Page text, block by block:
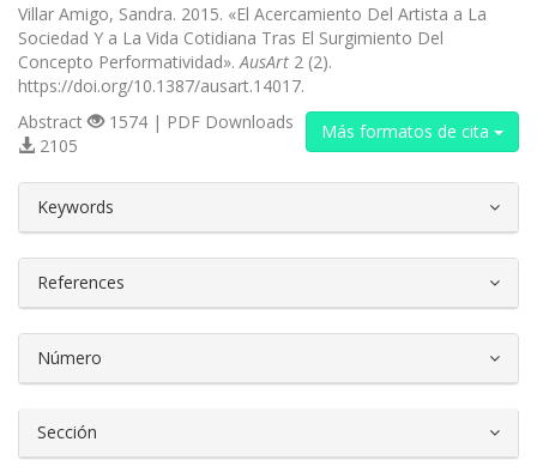
Villar Amigo, Sandra. 2015. «El Acercamiento Del Artista a La
Sociedad Y a La Vida Cotidiana Tras El Surgimiento Del
Concepto Performatividad». AusArt 2 (2).
https://doi.org/10.1387/ausart.14017.
Más formatos de cita
Abstract
1574 | PDF Downloads
2105
Keywords
References
Número
Sección